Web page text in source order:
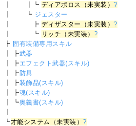
┃ ┃┗ ディアボロス（未実装）?
┃ ┗ ジェスター
┃ ┣ ディザスター（未実装）?
┃ ┗ リッチ（未実装） ?
┣ 固有装備専用スキル
┃ ┣武器
┃ ┣エフェクト武器(スキル)
┃ ┣防具
┃ ┣装飾品(スキル)
┃ ┣魂(スキル)
┃ ┗奥義書(スキル)
┗才能システム（未実装）?